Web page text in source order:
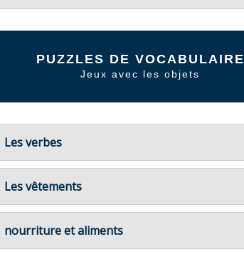
PUZZLES DE VOCABULAIRE
Jeux avec les objets
Les verbes
Les vêtements
nourriture et aliments